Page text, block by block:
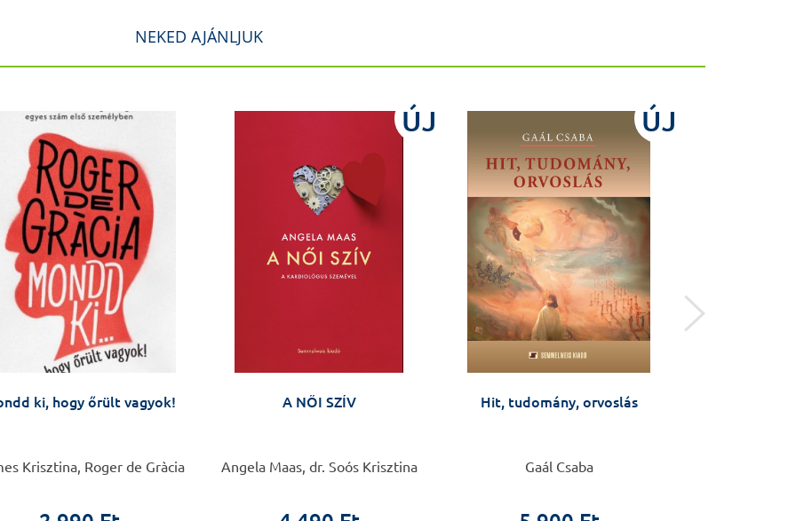
NEKED AJÁNLJUK
ki, hogy őrült vagyok!
Krisztina, Roger de Gràcia
ÚJ
A NŐI SZÍV
Angela Maas, dr. Soós Krisztina
ÚJ
Hit, tudomány, orvoslás
Gaál Csaba